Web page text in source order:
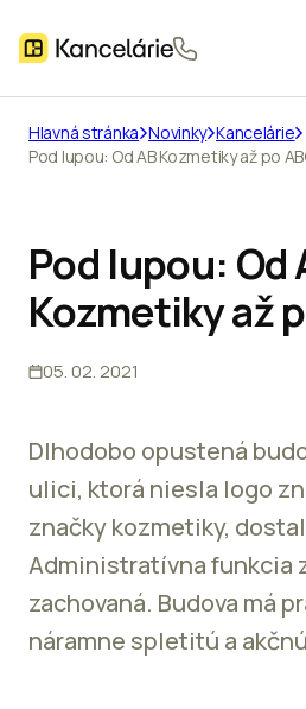
Hlavná stránka Novinky Kancelárie
Pod lupou: Od AB Kozmetiky až po
Pod lupou: Od
Kozmetiky až
05. 02. 2021
Dlhodobo opustená
ulici, ktorá niesla logo
značky kozmetiky,
Administratívna funkcia
zachovaná. Budova má
náramne spletitú a